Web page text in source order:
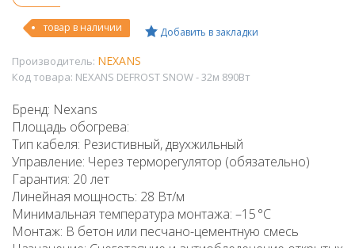
товар в наличии Добавить в закладки
Производитель: NEXANS
Код товара: NEXANS DEFROST SNOW - 32м 890Вт
Бренд: Nexans
Площадь обогрева:
Тип кабеля: Резистивный, двухжильный
Управление: Через терморегулятор (обязательно)
Гарантия: 20 лет
Линейная мощность: 28 Вт/м
Минимальная температура монтажа: –15 °C
Монтаж: В бетон или песчано-цементную смесь